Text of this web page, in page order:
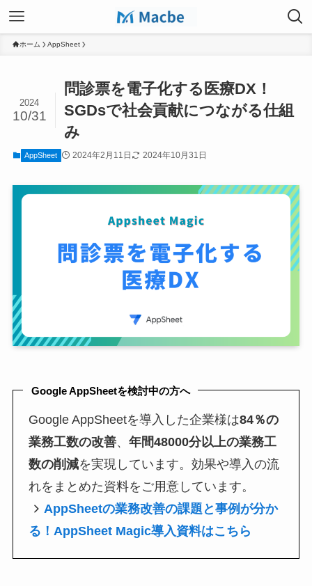
ホーム AppSheet
問診票を電子化する医療DX！
SGDsで社会貢献につながる仕組
み
2024
10/31
AppSheet 2024年2月11日 2024年10月31日
Google AppSheetを検討中の方へ
Google AppSheetを導入した企業様は84％の
業務工数の改善、年間48000分以上の業務工
数の削減を実現しています。効果や導入の流
れをまとめた資料をご用意しています。
AppSheetの業務改善の課題と事例が分か
る！AppSheet Magic導入資料はこちら